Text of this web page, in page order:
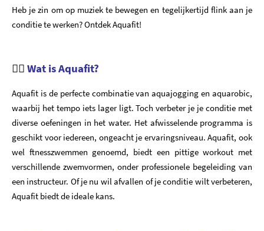
Heb je zin om op muziek te bewegen en tegelijkertijd flink aan je
conditie te werken? Ontdek Aquafit!
🏊‍♀️ Wat is Aquafit?
Aquafit is de perfecte combinatie van aquajogging en aquarobic,
waarbij het tempo iets lager ligt. Toch verbeter je je conditie met
diverse oefeningen in het water. Het afwisselende programma is
geschikt voor iedereen, ongeacht je ervaringsniveau. Aquafit, ook
wel ftnesszwemmen genoemd, biedt een pittige workout met
verschillende zwemvormen, onder professionele begeleiding van
een instructeur. Of je nu wil afvallen of je conditie wilt verbeteren,
Aquafit biedt de ideale kans.